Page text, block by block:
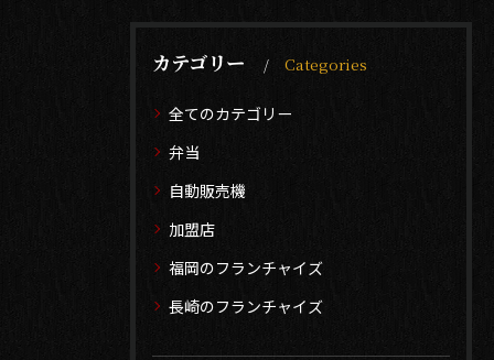
カテゴリー Categories
全てのカテゴリー
弁当
自動販売機
加盟店
福岡のフランチャイズ
長崎のフランチャイズ